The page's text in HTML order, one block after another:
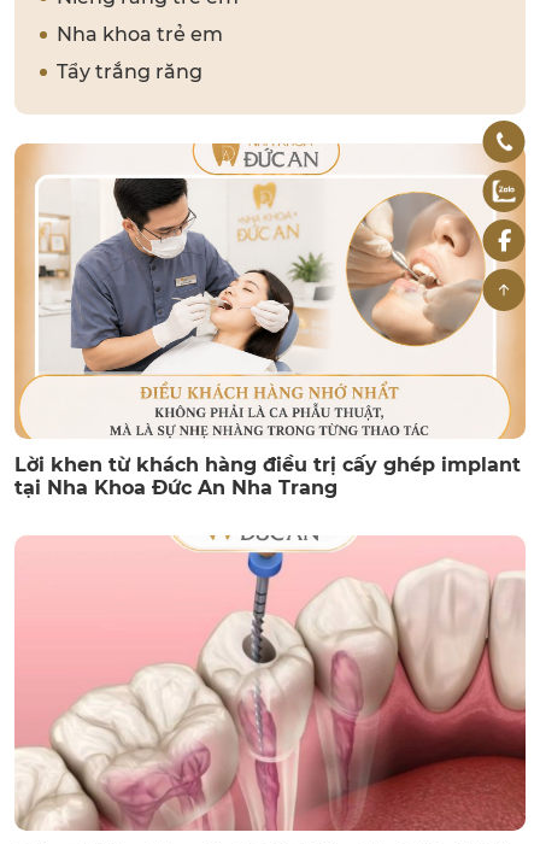
Nha khoa trẻ em
Tẩy trắng răng
Lời khen từ khách hàng điều trị cấy ghép implant
tại Nha Khoa Đức An Nha Trang